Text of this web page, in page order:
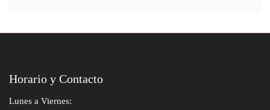
Horario y Contacto
Lunes a Viernes: